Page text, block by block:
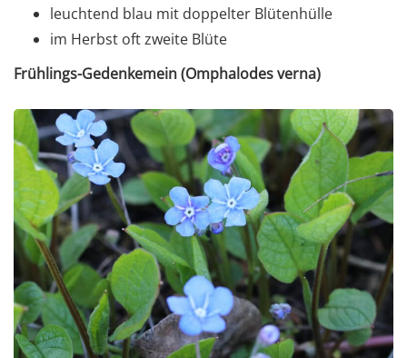
leuchtend blau mit doppelter Blütenhülle
im Herbst oft zweite Blüte
Frühlings-Gedenkemein (Omphalodes verna)